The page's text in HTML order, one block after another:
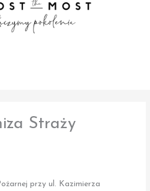
Straży
przy ul. Kazimierza